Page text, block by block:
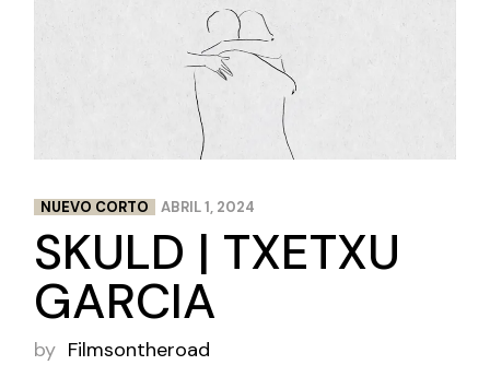
NUEVO CORTO ABRIL 1, 2024
SKULD | TXETXU
GARCIA
by Filmsontheroad